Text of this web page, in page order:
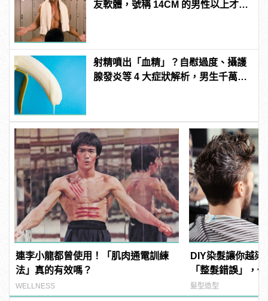
友軟體，號稱 14CM 的男性以上才給
射精噴出「血精」？自慰過度、攝護
腺發炎等 4 大症狀解析，男生千萬要
連李小龍都曾使用！「肌肉通電訓練
法」真的有效嗎？
WELLNESS
DIY染髮讓你越染
「整髮錯誤」，
髮型造型